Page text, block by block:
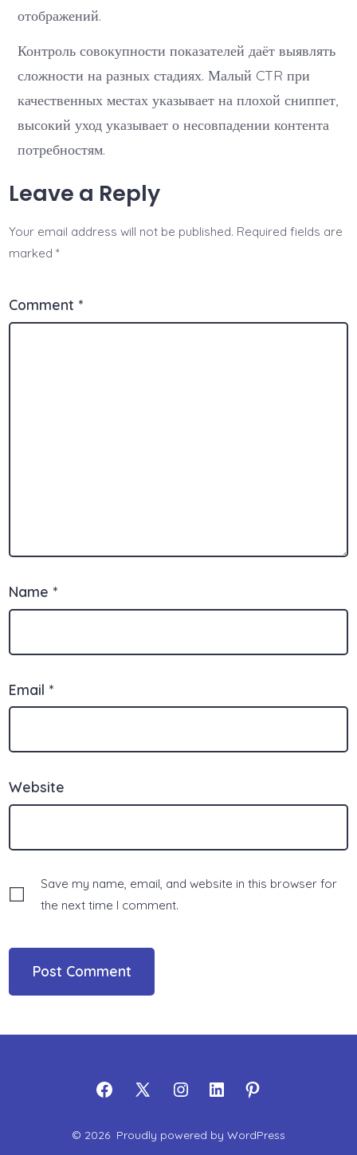
отображений.
Контроль совокупности показателей даёт выявлять
сложности на разных стадиях. Малый CTR при
качественных местах указывает на плохой сниппет,
высокий уход указывает о несовпадении контента
потребностям.
Leave a Reply
Your email address will not be published. Required fields are
marked*
Comment *
Name *
Email *
Website
Save my name, email, and website in this browser for
the next time I comment.
Open OpenOpenOpen
© 2026 Proudly powered by WordPress